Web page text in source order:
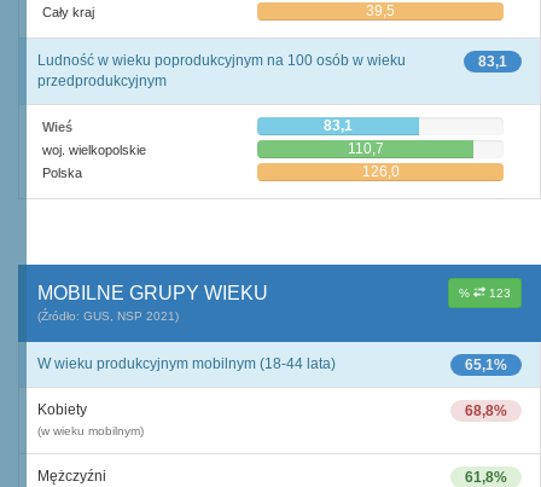
Cały kraj 39,5
83,1
Ludność w wieku poprodukcyjnym na 100 osób w wieku
przedprodukcyjnym
Wieś 83,1
woj. wielkopolskie 110,7
Polska 126,0
% 123
MOBILNE GRUPY WIEKU
(Źródło: GUS, NSP 2021)
65,1%
W wieku produkcyjnym mobilnym (18-44 lata)
68,8%
Kobiety
(w wieku mobilnym)
61,8%
Mężczyźni